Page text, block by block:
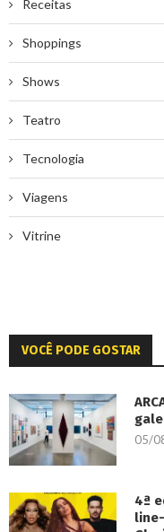
Receitas
Shoppings
Shows
Teatro
Tecnologia
Viagens
Vitrine
VOCÊ PODE GOSTAR
05/
4ª